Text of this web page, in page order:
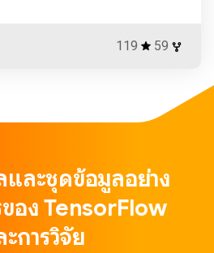
119 59
และชุดข้อมูลอย่าง
ของ TensorFlow
การวิจัย